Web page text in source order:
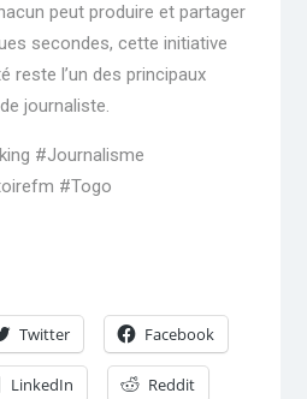
peut produire et partager
secondes, cette initiative
reste l’un des principaux
journaliste.
#Journalisme
#Togo
Twitter Facebook
LinkedIn Reddit